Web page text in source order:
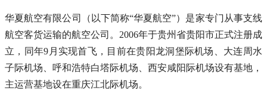
华夏航空有限公司（以下简称“华夏航空”）是家专门从事支线
航空客货运输的航空公司。2006年于贵州省贵阳市正式注册成
立，同年9月实现首飞，目前在贵阳龙洞堡际机场、大连周水
子际机场、呼和浩特白塔际机场、西安咸阳际机场设有基地，
主运营基地设在重庆江北际机场。